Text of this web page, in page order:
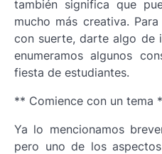
también significa que
mucho más creativa.
con suerte, darte algo de
enumeramos algunos
fiesta de estudiantes.
** Comience con un tema
Ya lo mencionamos
pero uno de los